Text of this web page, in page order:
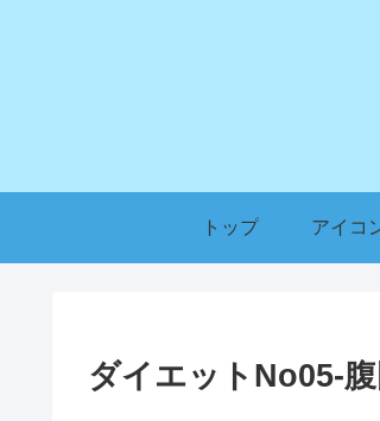
トップ アイコ
ダイエットNo05-